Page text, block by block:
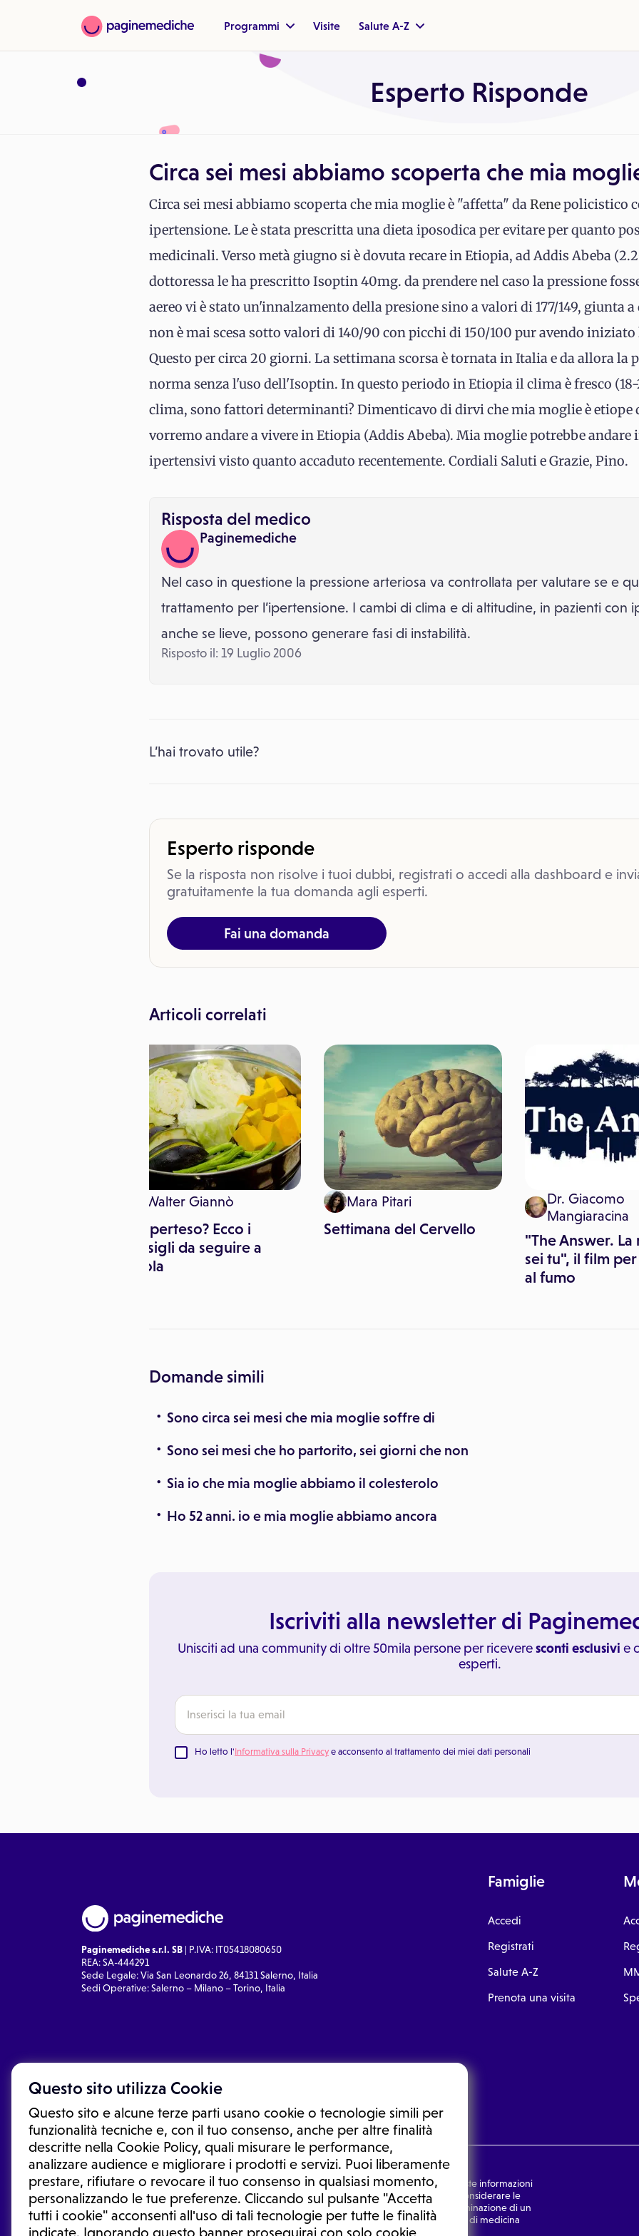
Questo sito utilizza Cookie
Questo sito e alcune terze parti usano cookie o tecnologie simili per
funzionalità tecniche e, con il tuo consenso, anche per altre finalità
descritte nella Cookie Policy, quali misurare le performance,
analizzare audience e migliorare i prodotti e servizi. Puoi liberamente
prestare, rifiutare o revocare il tuo consenso in qualsiasi momento,
personalizzando le tue preferenze. Cliccando sul pulsante "Accetta
tutti i cookie" acconsenti all'uso di tali tecnologie per tutte le finalità
indicate. Ignorando questo banner proseguirai con solo cookie
Programmi Visite Salute A-Z
Esperto Risponde
Circa sei mesi abbiamo scoperta che mia
Circa sei mesi abbiamo scoperta che mia moglie è "affetta" daRenepolicistico
ipertensione. Le è stata prescritta una dieta iposodica per evitare per quanto
medicinali. Verso metà giugno si è dovuta recare in Etiopia, ad Addis Abeba
dottoressa le ha prescritto Isoptin 40mg. da prendere nel caso la pressione
aereo vi è stato un'innalzamento della presione sino a valori di 177/149, giunta
non è mai scesa sotto valori di 140/90 con picchi di 150/100 pur avendo
Questo per circa 20 giorni. La settimana scorsa è tornata in Italia e da allora la
norma senza l'uso dell'Isoptin. In questo periodo in Etiopia il clima è fresco
clima, sono fattori determinanti? Dimenticavo di dirvi che mia moglie è etiope
vorremo andare a vivere in Etiopia (Addis Abeba). Mia moglie potrebbe
ipertensivi visto quanto accaduto recentemente. Cordiali Saluti e Grazie, Pino.
Risposta del medico
Paginemediche
Nel caso in questione la pressione arteriosa va controllata per valutare se e
trattamento per l’ipertensione. I cambi di clima e di altitudine, in pazienti con
anche se lieve, possono generare fasi di instabilità.
Risposto il: 19 Luglio 2006
L’hai trovato utile?
Esperto risponde
Se la risposta non risolve i tuoi dubbi, registrati o accedi alla dashboard e
gratuitamente la tua domanda agli esperti.
Fai una domanda
Articoli correlati
Walter Giannò
Sei iperteso? Ecco i
consigli da seguire a
tavola
Mara Pitari
Settimana del Cervello
Dr. Giacomo
Mangiaracina
"The Answer. La
sei tu", il film
al fumo
Domande simili
Sono circa sei mesi che mia moglie soffre di
Sono sei mesi che ho partorito, sei giorni che non
Sia io che mia moglie abbiamo il colesterolo
Ho 52 anni. io e mia moglie abbiamo ancora
Iscriviti alla newsletter di
Unisciti ad una community di oltre 50mila persone per riceveresconti esclusivi e
esperti.
Ho letto l'Informativa sulla Privacy e acconsento al trattamento dei miei dati personali
Paginemediche s.r.l. SB | P.IVA: IT05418080650
REA: SA-444291
Sede Legale: Via San Leonardo 26, 84131 Salerno, Italia
Sedi Operative: Salerno – Milano – Torino, Italia
Famiglie
Accedi
Registrati
Salute A-Z
Prenota una visita
Le informazioni proposte in questo sito non sono un consulto medico. In nessun caso, queste informazioni
sostituiscono un consulto, una visita o una diagnosi formulata dal medico. Non si devono considerare le
informazioni disponibili come suggerimenti per la formulazione di una diagnosi, la determinazione di un
trattamento o l'assunzione o sospensione di un farmaco senza prima consultare un medico di medicina
generale o uno specialista.